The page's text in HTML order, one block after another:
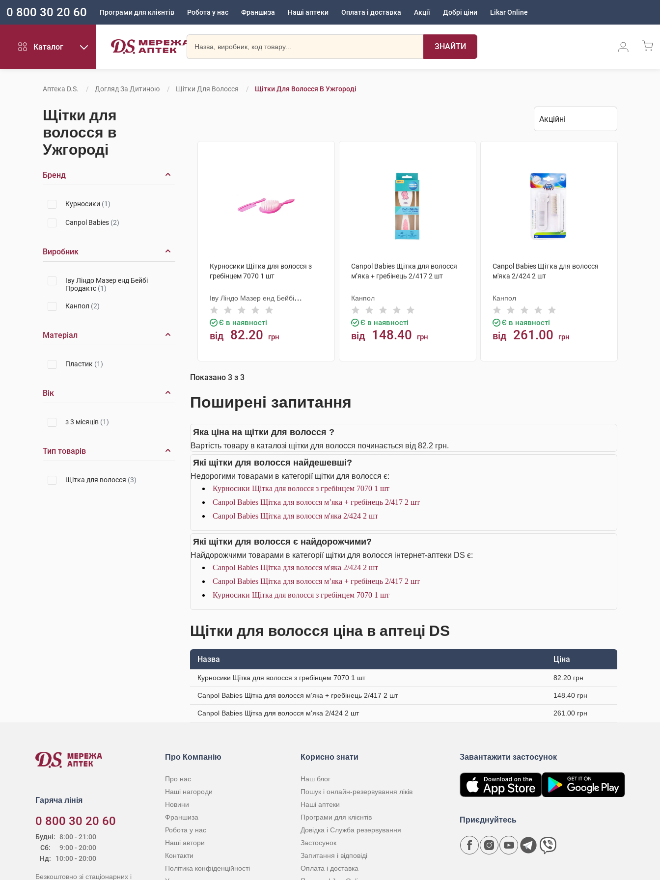
0 800 30 20 60 Програми для клієнтів Робота у нас Франшиза Наші аптеки Оплата і доставка Акції Добрі ціни Likar Online
Каталог ЗНАЙТИ
Аптека D.S. Догляд За Дитиною Щітки Для Волосся Щітки Для Волосся В Ужгороді
Щітки для
волосся в
Ужгороді
Бренд
Курносики (1)
Canpol Babies (2)
Виробник
Іву Ліндо Мазер енд Бейбі
Продактс (1)
Канпол (2)
Матеріал
Пластик (1)
Вік
з 3 місяців (1)
Тип товарів
Щітка для волосся (3)
Курносики Щітка для волосся з
гребінцем 7070 1 шт
Іву Ліндо Мазер енд Бейбі
Продактс
Є в наявності
від 82.20 грн
Canpol Babies Щітка для волосся
м’яка + гребінець 2/417 2 шт
Канпол
Є в наявності
від 148.40 грн
Canpol Babies Щітка для волосся
м'яка 2/424 2 шт
Канпол
Є в наявності
від 261.00 грн
Показано 3 з 3
Поширені запитання
Яка ціна на щітки для волосся ?
Вартість товару в каталозі щітки для волосся починається від 82.2 грн.
Які щітки для волосся найдешевші?
Недорогими товарами в категорії щітки для волосся є:
Курносики Щітка для волосся з гребінцем 7070 1 шт
Canpol Babies Щітка для волосся м’яка + гребінець 2/417 2 шт
Canpol Babies Щітка для волосся м'яка 2/424 2 шт
Які щітки для волосся є найдорожчими?
Найдорожчими товарами в категорії щітки для волосся інтернет-аптеки DS є:
Canpol Babies Щітка для волосся м'яка 2/424 2 шт
Canpol Babies Щітка для волосся м’яка + гребінець 2/417 2 шт
Курносики Щітка для волосся з гребінцем 7070 1 шт
Щітки для волосся ціна в аптеці DS
Назва Ціна
Курносики Щітка для волосся з гребінцем 7070 1 шт 82.20 грн
Canpol Babies Щітка для волосся м’яка + гребінець 2/417 2 шт 148.40 грн
Canpol Babies Щітка для волосся м'яка 2/424 2 шт 261.00 грн
Гаряча лінія
0 800 30 20 60
Будні:
Сб:
Нд:
8:00 - 21:00
9:00 - 20:00
10:00 - 20:00
Безкоштовно зі стаціонарних і
Про Компанію
Про нас
Наші нагороди
Новини
Франшиза
Робота у нас
Наші автори
Контакти
Політика конфіденційності
Корисно знати
Наш блог
Пошук і онлайн-резервування ліків
Наші аптеки
Програми для клієнтів
Довідка і Служба резервування
Застосунок
Запитання і відповіді
Оплата і доставка
Завантажити застосунок
Приєднуйтесь